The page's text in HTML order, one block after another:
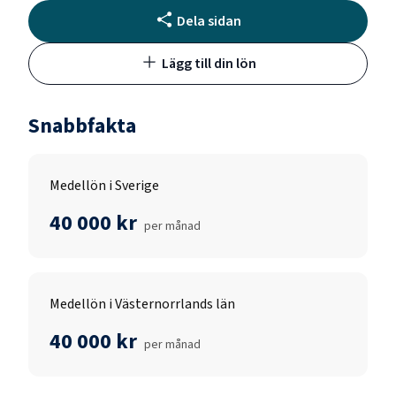
Dela sidan
Lägg till din lön
Snabbfakta
Medellön i Sverige
40 000 kr per månad
Medellön i Västernorrlands län
40 000 kr per månad